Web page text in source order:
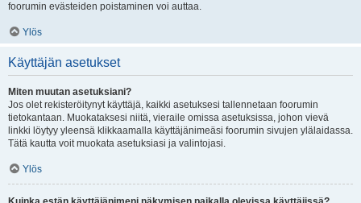
foorumin evästeiden poistaminen voi auttaa.
Ylös
Käyttäjän asetukset
Miten muutan asetuksiani?
Jos olet rekisteröitynyt käyttäjä, kaikki asetuksesi tallennetaan foorumin
tietokantaan. Muokataksesi niitä, vieraile omissa asetuksissa, johon vievä
linkki löytyy yleensä klikkaamalla käyttäjänimeäsi foorumin sivujen ylälaidassa.
Tätä kautta voit muokata asetuksiasi ja valintojasi.
Ylös